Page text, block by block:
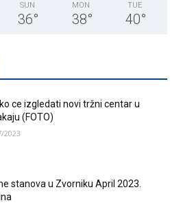
SUN
36°
MON
38°
TUE
40°
ce izgledati novi tržni centar u
(FOTO)
2023
stanova u Zvorniku April 2023.